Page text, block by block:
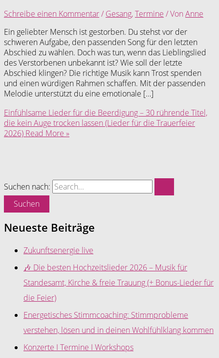
Schreibe einen Kommentar/ Gesang,Termine / Von Anne
Ein geliebter Mensch ist gestorben. Du stehst vor der
schweren Aufgabe, den passenden Song für den letzten
Abschied zu wählen. Doch was tun, wenn das Lieblingslied
des Verstorbenen unbekannt ist? Wie soll der letzte
Abschied klingen? Die richtige Musik kann Trost spenden
und einen würdigen Rahmen schaffen. Mit der passenden
Melodie unterstützt du eine emotionale […]
Einfühlsame Lieder für die Beerdigung – 30 rührende Titel,
die kein Auge trocken lassen (Lieder für die Trauerfeier
2026) Read More »
Suchen nach:
Neueste Beiträge
Zukunftsenergie live
🎶 Die besten Hochzeitslieder 2026 – Musik für
Standesamt, Kirche & freie Trauung (+ Bonus-Lieder für
die Feier)
Energetisches Stimmcoaching: Stimmprobleme
verstehen, lösen und in deinen Wohlfühlklang kommen
Konzerte I Termine I Workshops